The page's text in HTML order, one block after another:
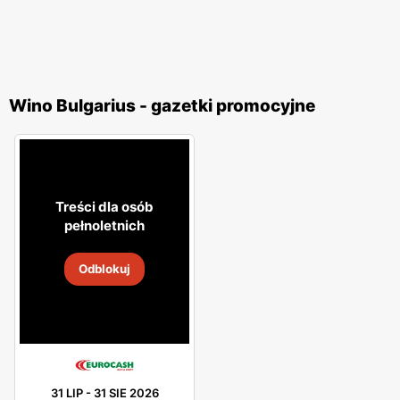
Wino Bulgarius - gazetki promocyjne
Treści dla osób
pełnoletnich
Odblokuj
31 LIP- 31 SIE 2026